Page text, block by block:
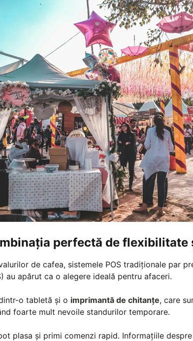
perfectă de flexibilitate
de cafea, sistemele POS tradiționale par
au apărut ca o alegere ideală pentru afaceri.
o tabletă și o imprimantă de chitanțe, care
foarte mult nevoile standurilor temporare.
plasa și primi comenzi rapid. Informațiile